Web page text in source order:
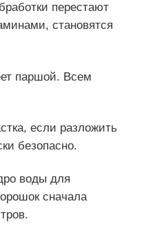
перестают
становятся
паршой. Всем
если разложить
безопасно.
воды для
сначала